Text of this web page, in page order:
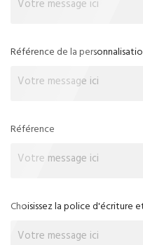
Référence de la
Référence
Choisissez la police d'écriture